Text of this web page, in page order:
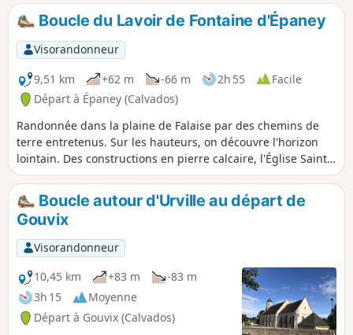
Boucle du Lavoir de Fontaine d'Épaney
Visorandonneur
9,51 km
+62 m -66 m 2h 55
Facile
Départ à Épaney (Calvados)
Randonnée dans la plaine de Falaise par des chemins de
terre entretenus. Sur les hauteurs, on découvre l'horizon
lointain. Des constructions en pierre calcaire, l'Église Saint-
Martin, la mare d'Épaney ainsi que le lavoir de Fontaine où
l'on peut pique-niquer.
Boucle autour d'Urville au départ de
Gouvix
Visorandonneur
10,45 km
+83 m
-83 m
3h 15
Moyenne
Départ à Gouvix (Calvados)